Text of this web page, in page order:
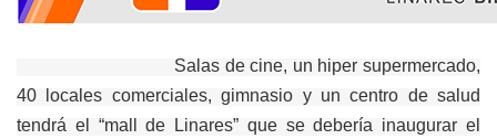
Salas de cine, un hiper supermercado,
40 locales comerciales, gimnasio y un centro de salud
tendrá el “mall de Linares” que se debería inaugurar el